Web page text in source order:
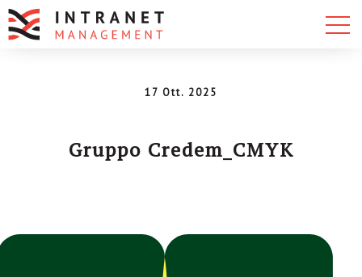
17 Ott. 2025
Gruppo Credem_CMYK